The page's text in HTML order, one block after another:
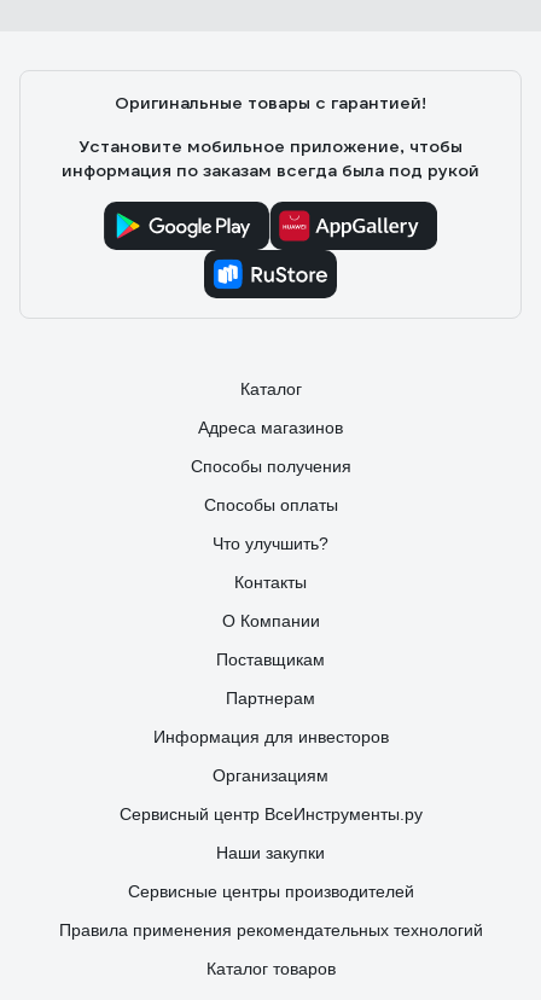
Оригинальные товары с гарантией!
Установите мобильное приложение, чтобы
информация по заказам всегда была под рукой
Каталог
Адреса магазинов
Способы получения
Способы оплаты
Что улучшить?
Контакты
О Компании
Поставщикам
Партнерам
Информация для инвесторов
Организациям
Сервисный центр ВсеИнструменты.ру
Наши закупки
Сервисные центры производителей
Правила применения рекомендательных технологий
Каталог товаров